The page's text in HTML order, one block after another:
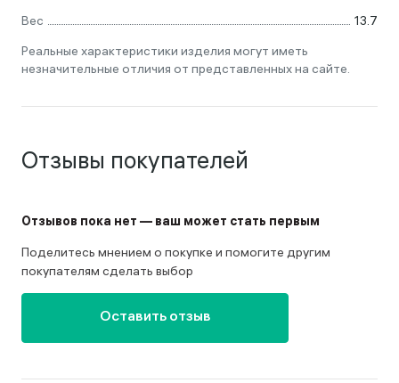
Вес
13.7
Реальные характеристики изделия могут иметь
незначительные отличия от представленных на сайте.
Отзывы покупателей
Отзывов пока нет — ваш может стать первым
Поделитесь мнением о покупке и помогите другим
покупателям сделать выбор
Оставить отзыв